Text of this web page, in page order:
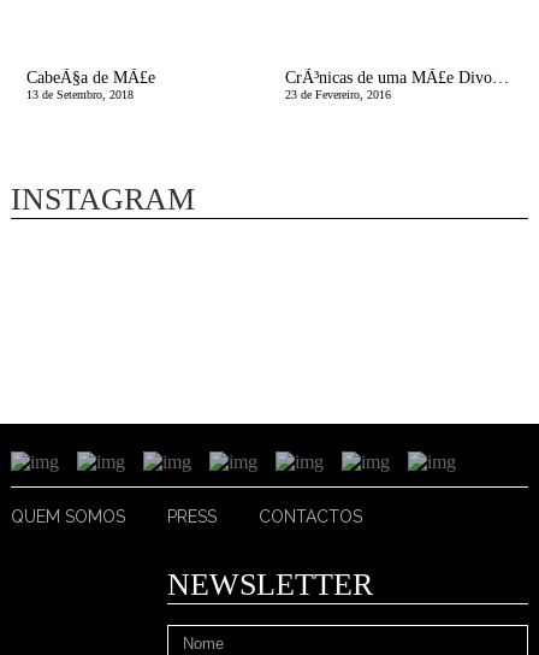
CabeÃ§a de MÃ£e
13 de Setembro, 2018
CrÃ³nicas de uma MÃ£e Divorciada | Algumas coisas importantes que deves saber antes de comeÃ§ares uma relaÃ§Ã£o comigo!
23 de Fevereiro, 2016
INSTAGRAM
QUEM SOMOS PRESS CONTACTOS
NEWSLETTER